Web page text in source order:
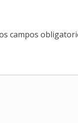
campos